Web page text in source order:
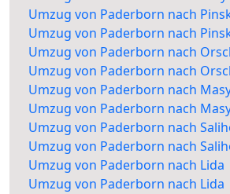
Umzug von Paderborn nach
Umzug von Paderborn nach
Umzug von Paderborn nach
Umzug von Paderborn nach
Umzug von Paderborn nach
Umzug von Paderborn nach
Umzug von Paderborn nach
Umzug von Paderborn nach
Umzug von Paderborn nach Lida
Umzug von Paderborn nach Lida